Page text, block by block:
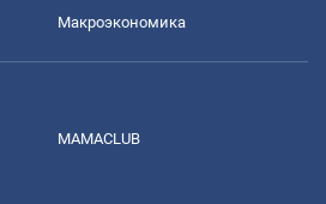
Mакроэкономика
MAMACLUB